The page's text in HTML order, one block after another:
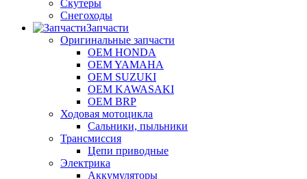
Скутеры
Снегоходы
Запчасти
Оригинальные запчасти
OEM HONDA
OEM YAMAHA
OEM SUZUKI
OEM KAWASAKI
OEM BRP
Ходовая мотоцикла
Сальники, пыльники
Трансмиссия
Цепи приводные
Электрика
Аккумуляторы